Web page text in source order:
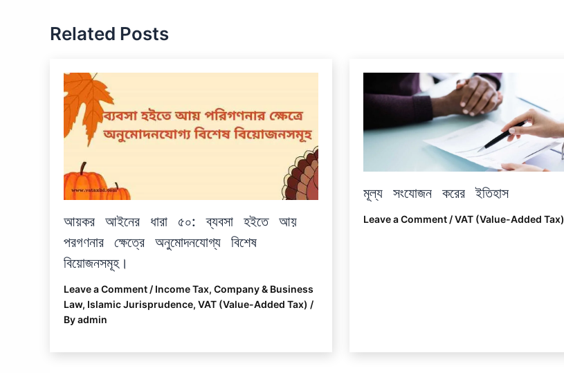
Related Posts
আয়কর আইনের ধারা ৫০: ব্যবসা হইতে আয়
পরগণনার ক্ষেত্রে অনুমোদনযোগ্য বিশেষ
বিয়োজনসমূহ।
Leave a Comment / Income Tax, Company & Business
Law, Islamic Jurisprudence, VAT (Value-Added Tax) /
Byadmin
মূল্য সংযোজন করের ইতিহাস
Leave a Comment /VAT (Value-Added Tax)